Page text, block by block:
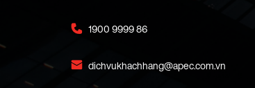
1900 9999 86
dichvukhachhang@apec.com.vn